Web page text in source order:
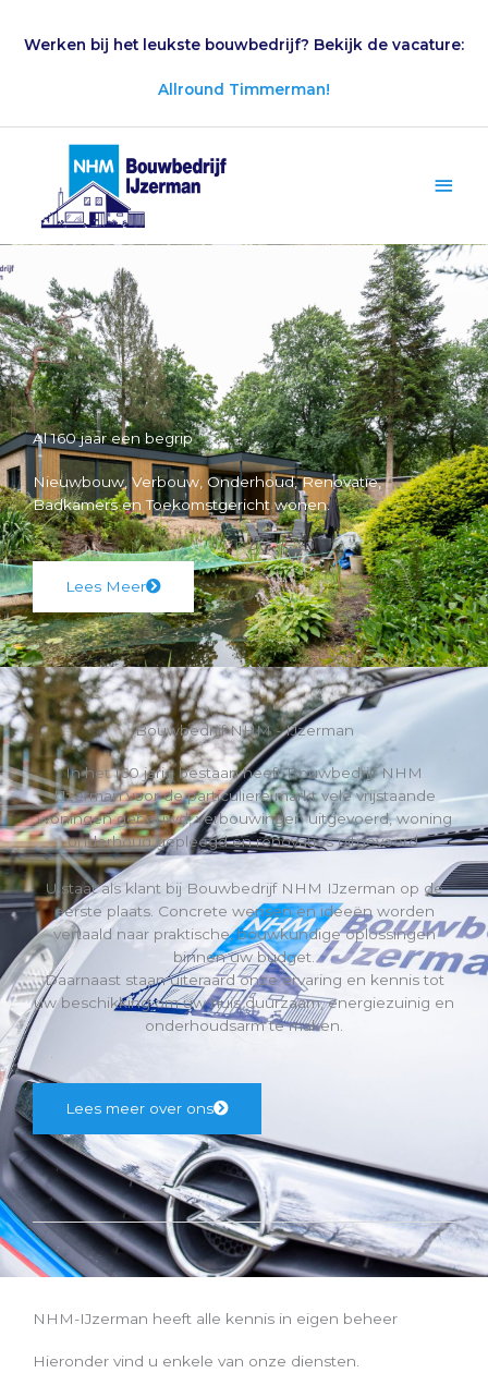
Werken bij het leukste bouwbedrijf? Bekijk de vacature:
Allround Timmerman!
Al 160 jaar een begrip
Nieuwbouw, Verbouw, Onderhoud, Renovatie,
Badkamers en Toekomstgericht wonen.
Lees Meer
Bouwbedrijf NHM - IJzerman
In het 160 jarig bestaan heeft Bouwbedrijf NHM
IJzerman voor de particuliere markt vele vrijstaande
woningen gebouwd, verbouwingen uitgevoerd, woning
onderhoud gepleegd en renovaties uitgevoerd.
U staat als klant bij Bouwbedrijf NHM IJzerman op de
eerste plaats. Concrete wensen en ideeën worden
vertaald naar praktische, bouwkundige oplossingen
binnen uw budget.
Daarnaast staan uiteraard onze ervaring en kennis tot
uw beschikking om uw huis duurzaam, energiezuinig en
onderhoudsarm te maken.
Lees meer over ons
NHM-IJzerman heeft alle kennis in eigen beheer
Hieronder vind u enkele van onze diensten.